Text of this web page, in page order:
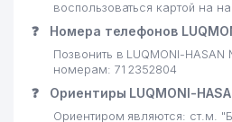
22 TAIBA LEASING ИП ООО
23 УЗБЕКСКО-ЯПОНСКИЙ
ВСЕМИРНЫЙ БАНК
ПРЕДСТАВИТЕЛЬСТВО
воспользоваться картой на
❓ Номера телефонов
Позвонить в LUQMONI-
номерам: 71 2352804
❓ Ориентиры LUQMONI-
Ориентиром являются: ст.м.